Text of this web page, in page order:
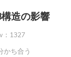
造の影響
：1327
かち合う